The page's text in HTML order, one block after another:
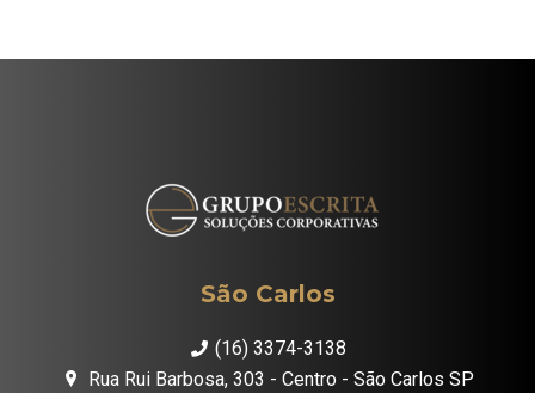
São Carlos
(16) 3374-3138
Rua Rui Barbosa, 303 - Centro - São Carlos SP